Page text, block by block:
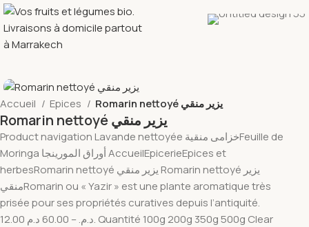
Accueil Epices Romarin nettoyé يزير منقي
Romarin nettoyé يزير منقي
Product navigation Lavande nettoyée خزامى منقيةFeuille de
Moringa أوراق المورينجا AccueilEpicerieEpices et
herbesRomarin nettoyé يزير منقي Romarin nettoyé يزير
منقيRomarin ou « Yazir » est une plante aromatique très
prisée pour ses propriétés curatives depuis l’antiquité.
12.00 د.م. – 60.00 د.م. Quantité 100g 200g 350g 500g Clear